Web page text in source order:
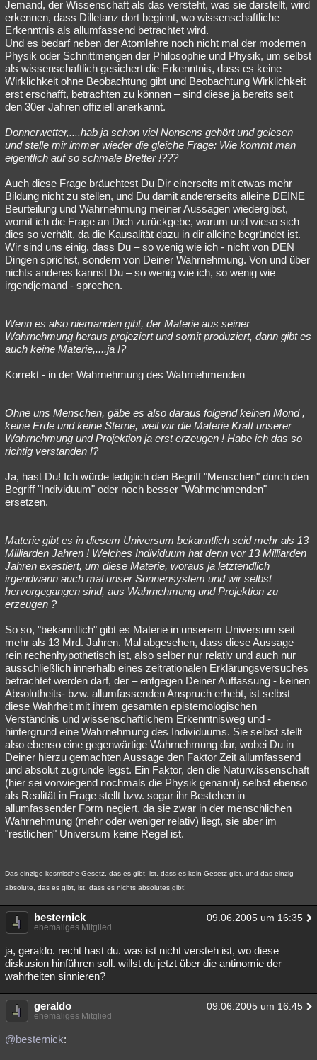
Jemand, der Wissenschaft als das versteht, was sie darstellt, wird
erkennen, dass Dilletanz dort beginnt, wo wissenschaftliche
Erkenntnis als allumfassend betrachtet wird.
Und es bedarf neben der Atomlehre noch nicht mal der modernen
Physik oder Schnittmengen der Philosophie und Physik, um selbst
als wissenschaftlich gesichert die Erkenntnis, dass es keine
Wirklichkeit ohne Beobachtung gibt und Beobachtung Wirklichkeit
erst erschafft, betrachten zu können – sind diese ja bereits seit
den 30er Jahren offiziell anerkannt.
Donnerwetter,....hab ja schon viel Nonsens gehört und gelesen
und stelle mir immer wieder die gleiche Frage: Wie kommt man
eigentlich auf so schmale Bretter !???
Auch diese Frage bräuchtest Du Dir einerseits mit etwas mehr
Bildung nicht zu stellen, und Du damit andererseits alleine DEINE
Beurteilung und Wahrnehmung meiner Aussagen wiedergibst,
womit ich die Frage an Dich zurückgebe, warum und wieso sich
dies so verhält, da die Kausalität dazu in dir alleine begründet ist.
Wir sind uns einig, dass Du – so wenig wie ich - nicht von DEN
Dingen sprichst, sondern von Deiner Wahrnehmung. Von und über
nichts anderes kannst Du – so wenig wie ich, so wenig wie
irgendjemand - sprechen.
Wenn es also niemanden gibt, der Materie aus seiner
Wahrnehmung heraus projeziert und somit produziert, dann gibt es
auch keine Materie,....ja !?
Korrekt - in der Wahrnehmung des Wahrnehmenden
Ohne uns Menschen, gäbe es also daraus folgend keinen Mond ,
keine Erde und keine Sterne, weil wir die Materie Kraft unserer
Wahrnehmung und Projektion ja erst erzeugen ! Habe ich das so
richtig verstanden !?
Ja, hast Du! Ich würde lediglich den Begriff "Menschen" durch den
Begriff "Individuum" oder noch besser "Wahrnehmenden"
ersetzen.
Materie gibt es in diesem Universum bekanntlich seid mehr als 13
Milliarden Jahren ! Welches Individuum hat denn vor 13 Milliarden
Jahren exestiert, um diese Materie, woraus ja letztendlich
irgendwann auch mal unser Sonnensystem und wir selbst
hervorgegangen sind, aus Wahrnehmung und Projektion zu
erzeugen ?
So so, "bekanntlich" gibt es Materie in unserem Universum seit
mehr als 13 Mrd. Jahren. Mal abgesehen, dass diese Aussage
rein rechenhypothetisch ist, also selber nur relativ und auch nur
ausschließlich innerhalb eines zeitrationalen Erklärungsversuches
betrachtet werden darf, der – entgegen Deiner Auffassung - keinen
Absolutheits- bzw. allumfassenden Anspruch erhebt, ist selbst
diese Wahrheit mit ihrem gesamten epistemologischen
Verständnis und wissenschaftlichem Erkenntnisweg und -
hintergrund eine Wahrnehmung des Individuums. Sie selbst stellt
also ebenso eine gegenwärtige Wahrnehmung dar, wobei Du in
Deiner hierzu gemachten Aussage den Faktor Zeit allumfassend
und absolut zugrunde legst. Ein Faktor, den die Naturwissenschaft
(hier sei vorwiegend nochmals die Physik genannt) selbst ebenso
als Realität in Frage stellt bzw. sogar ihr Bestehen in
allumfassender Form negiert, da sie zwar in der menschlichen
Wahrnehmung (mehr oder weniger relativ) liegt, sie aber im
"restlichen" Universum keine Regel ist.
Das einzige kosmische Gesetz, das es gibt, ist, dass es kein Gesetz gibt, und das einzig
absolute, das es gibt, ist, dass es nichts absolutes gibt!
besternick 09.06.2005 um 16:35
ehemaliges Mitglied
ja, geraldo. recht hast du. was ist nicht versteh ist, wo diese
diskusion hinführen soll. willst du jetzt über die antinomie der
wahrheiten sinnieren?
geraldo 09.06.2005 um 16:45
ehemaliges Mitglied
@besternick: